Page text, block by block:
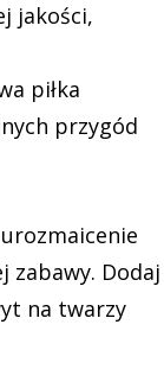
jakości,
piłka
przygód
zabawy. Dodaj
na twarzy